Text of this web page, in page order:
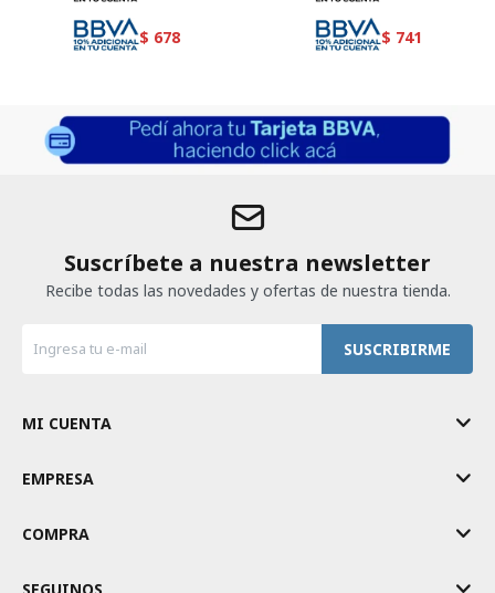
$ 678 $ 741
Suscríbete a nuestra newsletter
Recibe todas las novedades y ofertas de nuestra tienda.
SUSCRIBIRME
MI CUENTA
EMPRESA
COMPRA